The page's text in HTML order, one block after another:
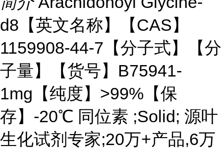
d8【英文名称】【CAS】
1159908-44-7【分子式】【分
子量】【货号】B75941-
1mg【纯度】>99%【保
存】-20℃ 同位素 ;Solid; 源叶
生化试剂专家;20万+产品,6万